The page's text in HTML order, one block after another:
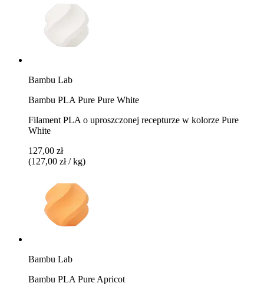
Bambu Lab
Bambu PLA Pure Pure White
Filament PLA o uproszczonej recepturze w kolorze Pure
White
127,00 zł
(127,00 zł / kg)
Bambu Lab
Bambu PLA Pure Apricot